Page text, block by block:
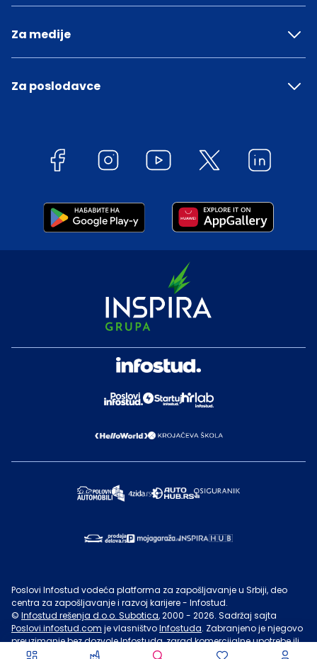
Za medije
Za poslodavce
Poslovi Infostud vodeća platforma za zapošljavanje u Srbiji, deo
centra za zapošljavanje i razvoj karijere - Infostud.
© Infostud rešenja d.o.o. Subotica, 2000 - 2026. Sadržaj sajta
Poslovi.infostud.com je vlasništvoInfostuda. Zabranjeno je njegovo
preuzimanje bez dozvoleInfostuda, zarad komercijalne upotrebe ili
u druge svrhe, osim za lične potrebe posetilaca sajta.